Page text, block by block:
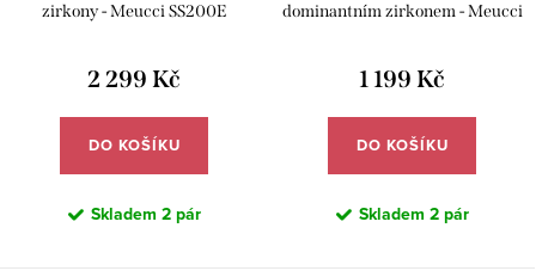
zirkony - Meucci SS200E
2 299 Kč
DO KOŠÍKU
Skladem 2 pár
dominantním zirkonem - Meucci
1 199 Kč
DO KOŠÍKU
Skladem 2 pár